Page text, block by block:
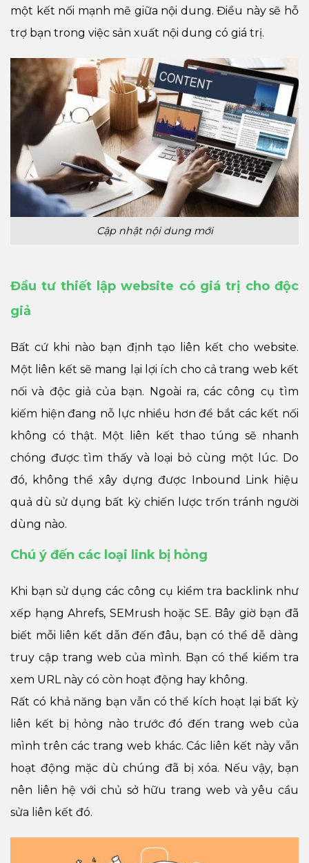
một kết nối mạnh mẽ giữa nội dung. Điều này sẽ hỗ
trợ bạn trong việc sản xuất nội dung có giá trị.
Cập nhật nội dung mới
Đầu tư thiết lập website có giá trị cho độc
giả
Bất cứ khi nào bạn định tạo liên kết cho website.
Một liên kết sẽ mang lại lợi ích cho cả trang web kết
nối và độc giả của bạn. Ngoài ra, các công cụ tìm
kiếm hiện đang nỗ lực nhiều hơn để bắt các kết nối
không có thật. Một liên kết thao túng sẽ nhanh
chóng được tìm thấy và loại bỏ cùng một lúc. Do
đó, không thể xây dựng được Inbound Link hiệu
quả dù sử dụng bất kỳ chiến lược trốn tránh người
dùng nào.
Chú ý đến các loại link bị hỏng
Khi bạn sử dụng các công cụ kiểm tra backlink như
xếp hạng Ahrefs, SEMrush hoặc SE. Bây giờ bạn đã
biết mỗi liên kết dẫn đến đâu, bạn có thể dễ dàng
truy cập trang web của mình. Bạn có thể kiểm tra
xem URL này có còn hoạt động hay không.
Rất có khả năng bạn vẫn có thể kích hoạt lại bất kỳ
liên kết bị hỏng nào trước đó đến trang web của
mình trên các trang web khác. Các liên kết này vẫn
hoạt động mặc dù chúng đã bị xóa. Nếu vậy, bạn
nên liên hệ với chủ sở hữu trang web và yêu cầu
sửa liên kết đó.